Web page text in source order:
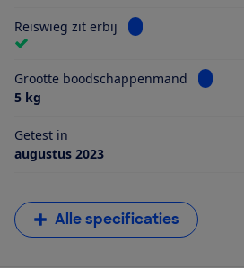
Reiswieg zit erbij Bekijk informatie
Grootte boodschappenmand
Bekijk
5 kg
Getest in
augustus 2023
Alle specificaties